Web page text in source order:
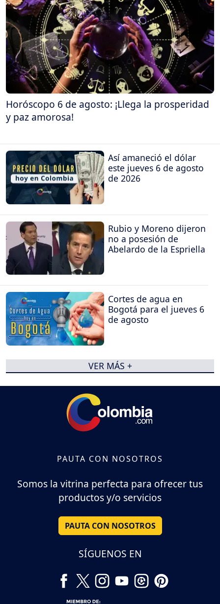
Horóscopo 6 de agosto: ¡Llega la prosperidad
y paz amorosa!
Así amaneció el dólar
este jueves 6 de agosto
de 2026
Rubio y Moreno dijeron
no a posesión de
Abelardo de la Espriella
Cortes de agua en
Bogotá para el jueves 6
de agosto
VER MÁS +
PAUTA CON NOSOTROS
Somos la vitrina perfecta para ofrecer tus
productos y/o servicios
PAUTA CON NOSOTROS
SÍGUENOS EN